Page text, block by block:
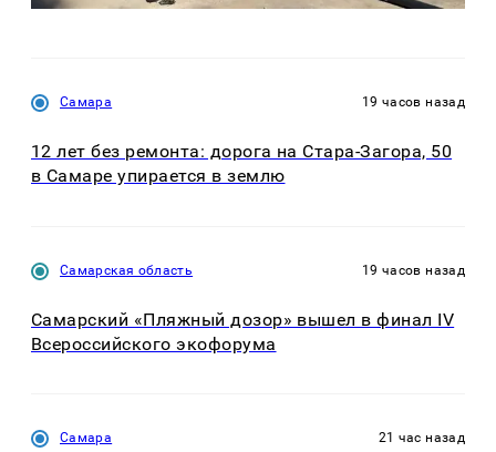
Самара 19 часов назад
12 лет без ремонта: дорога на Стара-Загора, 50
в Самаре упирается в землю
Самарская область 19 часов назад
Самарский «Пляжный дозор» вышел в финал IV
Всероссийского экофорума
Самара 21 час назад